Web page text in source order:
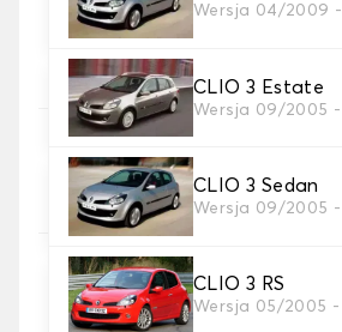
Wersja 04/2009
CLIO 3 Estate
Wersja 09/2005
CLIO 3 Sedan
Wersja 09/2005
CLIO 3 RS
Wersja 05/2005
4. Kolory dywanów
wybierz kolor dywanika samochód.
5. Materiał taśmy
Wybierz materiał paska.
6. Kolor przewodu